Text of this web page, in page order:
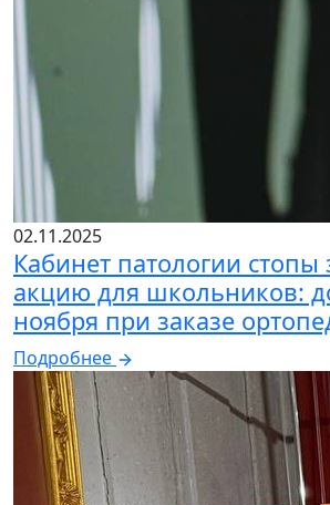
02.11.2025
Кабинет патологии стопы
акцию для школьников:
ноября при заказе
Подробнее